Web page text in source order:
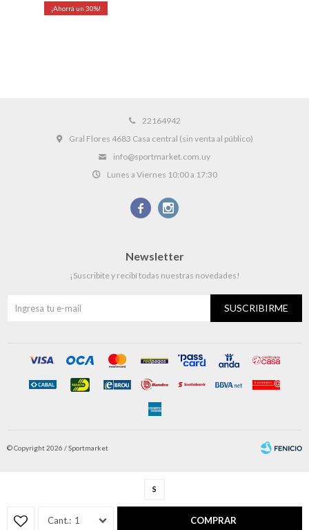
S
1 COMPRAR
30
22164942
Gral Flores 4683 Casa central (sin venta al público)
info@sportmarket.com.uy
Lunes a Viernes 10:00 a 17:30
 
Newsletter
¡Suscribite y recibí todas nuestras novedades!
SUSCRIBIRME
© Copyright 2026 / Sportmarket